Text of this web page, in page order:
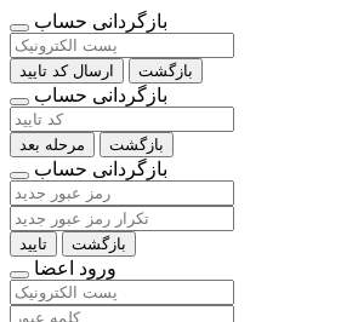
بازگردانی حساب
ارسال کد تایید بازگشت
بازگردانی حساب
مرحله بعد بازگشت
بازگردانی حساب
تایید بازگشت
ورود اعضا